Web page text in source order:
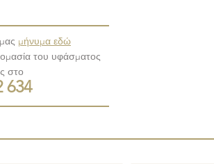
μήνυμα εδώ
του υφάσματος
στο
634